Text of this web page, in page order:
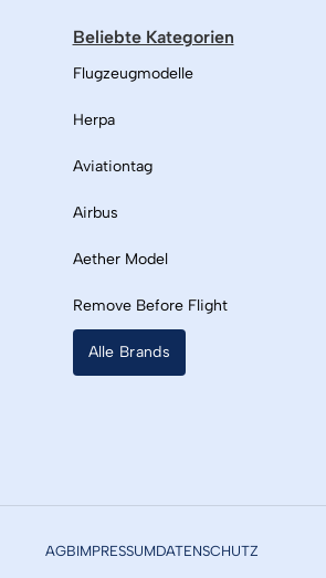
Beliebte Kategorien
Flugzeugmodelle
Herpa
Aviationtag
Airbus
Aether Model
Remove Before Flight
Alle Brands
AGBIMPRESSUMDATENSCHUTZ